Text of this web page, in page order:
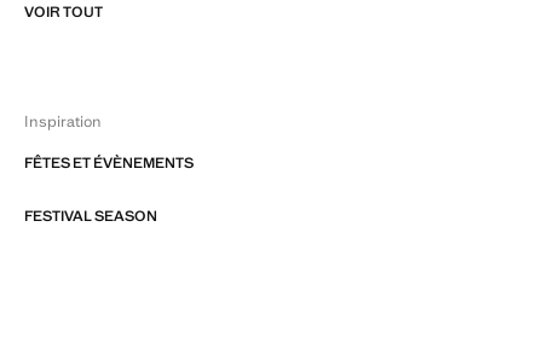
VOIR TOUT
Inspiration
FÊTES ET ÉVÈNEMENTS
FESTIVAL SEASON